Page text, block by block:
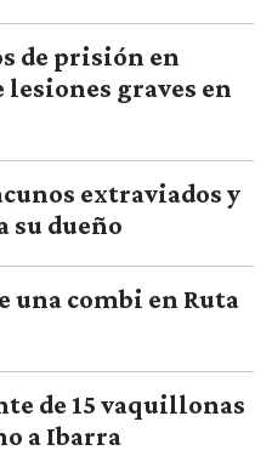
de prisión en
lesiones graves en
extraviados y
su dueño
una combi en Ruta
de 15 vaquillonas
a Ibarra